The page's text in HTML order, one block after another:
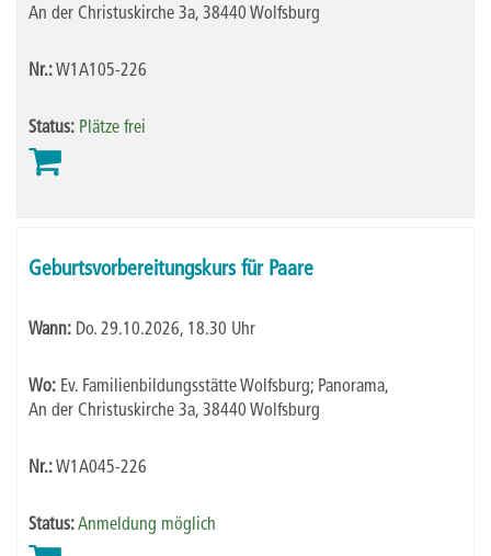
An der Christuskirche 3a, 38440 Wolfsburg
Nr.:W1A105-226
Status: Plätze frei
Geburtsvorbereitungskurs für Paare
Wann: Do. 29.10.2026, 18.30 Uhr
Wo: Ev. Familienbildungsstätte Wolfsburg; Panorama,
An der Christuskirche 3a, 38440 Wolfsburg
Nr.:W1A045-226
Status:Anmeldung möglich